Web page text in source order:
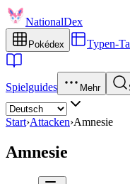
NationalDex
Pokédex Typen-
Spielguides Mehr
Start›Attacken›Amnesie
Amnesie